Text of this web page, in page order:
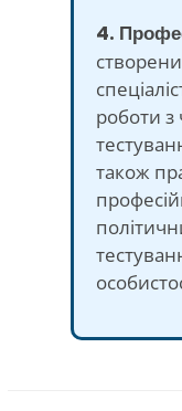
4.
роботи
також